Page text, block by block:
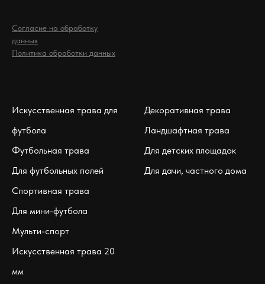
Согласие на обработку
данных
Политика обработки данных
Искусственная трава для
футбола
Футбольная трава
Для футбольных полей
Спортивная трава
Для мини-футбола
Мульти-спорт
Искусственная трава 20
мм
Декоративная трава
Ландшафтная трава
Для детских площадок
Для дачи, частного дома